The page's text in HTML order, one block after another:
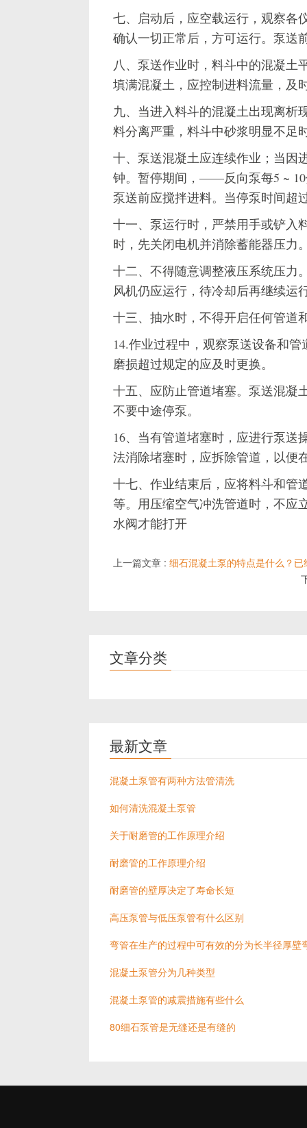
七、启动后，应空载运行，观察各
确认一切正常后，方可运行。泵送
八、泵送作业时，料斗中的混凝土
填满混凝土，应控制进料流量，及
九、当进入料斗的混凝土出现离析
料分离严重，料斗中砂浆明显不足
十、泵送混凝土应连续作业；当因
钟。暂停期间，——反向泵每5 ~
泵送前应搅拌进料。当停泵时间超
十一、泵运行时，严禁用手或铲入
时，先关闭电机并消除蓄能器压力
十二、不得随意调整液压系统压力
风机仍应运行，待冷却后再继续运
十三、抽水时，不得开启任何管道
14.作业过程中，观察泵送设备和
磨损超过规定的应及时更换。
十五、应防止管道堵塞。泵送混凝
不要中途停泵。
16、当有管道堵塞时，应进行泵送
法消除堵塞时，应拆除管道，以便
十七、作业结束后，应将料斗和管
等。用压缩空气冲洗管道时，不应
水阀才能打开
上一篇文章 : 细石混凝土泵的特点是什么？已
文章分类
最新文章
混凝土泵管有两种方法管清洗
如何清洗混凝土泵管
关于耐磨管的工作原理介绍
耐磨管的工作原理介绍
耐磨管的壁厚决定了寿命长短
高压泵管与低压泵管有什么区别
弯管在生产的过程中可有效的分为长半径厚壁
混凝土泵管分为几种类型
混凝土泵管的减震措施有些什么
80细石泵管是无缝还是有缝的